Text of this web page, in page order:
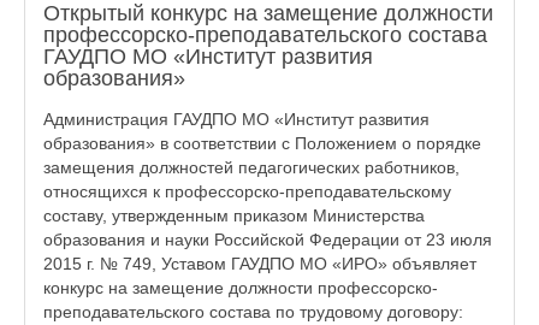
Открытый конкурс на замещение должности
профессорско-преподавательского состава
ГАУДПО МО «Институт развития
образования»
Администрация ГАУДПО МО «Институт развития
образования» в соответствии с Положением о порядке
замещения должностей педагогических работников,
относящихся к профессорско-преподавательскому
составу, утвержденным приказом Министерства
образования и науки Российской Федерации от 23 июля
2015 г. № 749, Уставом ГАУДПО МО «ИРО» объявляет
конкурс на замещение должности профессорско-
преподавательского состава по трудовому договору: